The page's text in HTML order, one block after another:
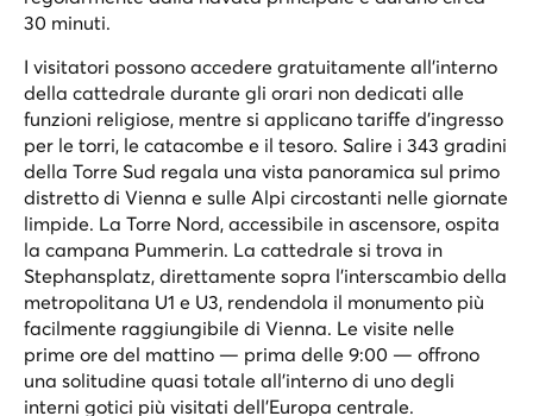
30 minuti.
I visitatori possono accedere gratuitamente all'interno
della cattedrale durante gli orari non dedicati alle
funzioni religiose, mentre si applicano tariffe d'ingresso
per le torri, le catacombe e il tesoro. Salire i 343 gradini
della Torre Sud regala una vista panoramica sul primo
distretto di Vienna e sulle Alpi circostanti nelle giornate
limpide. La Torre Nord, accessibile in ascensore, ospita
la campana Pummerin. La cattedrale si trova in
Stephansplatz, direttamente sopra l'interscambio della
metropolitana U1 e U3, rendendola il monumento più
facilmente raggiungibile di Vienna. Le visite nelle
prime ore del mattino — prima delle 9:00 — offrono
una solitudine quasi totale all'interno di uno degli
interni gotici più visitati dell'Europa centrale.